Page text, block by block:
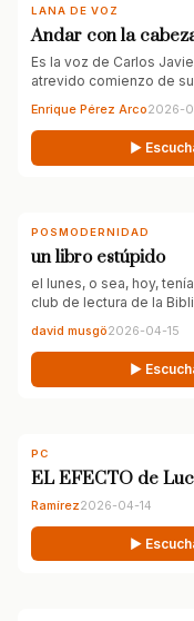
LANA DE VOZ
Andar con la
Es la voz de Carlos
atrevido comienzo de su
Enrique Pérez Arco2026-
▶
POSMODERNIDAD
un libro estúpido
el lunes, o sea, hoy,
club de lectura de la
david musgö2026-04-15
▶
PC
EL EFECTO de
Ramírez2026-04-14
▶